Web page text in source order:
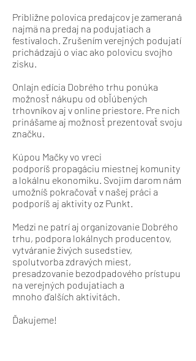
Približne polovica predajcov je zameraná
najmä na predaj na podujatiach a
festivaloch. Zrušením verejných podujatí
prichádzajú o viac ako polovicu svojho
zisku.
Onlajn edícia Dobrého trhu ponúka
možnosť nákupu od obľúbených
trhovníkov aj v online priestore. Pre nich
prinášame aj možnosť prezentovať svoju
značku.
Kúpou Mačky vo vreci
podporíš propagáciu miestnej komunity
a lokálnu ekonomiku. Svojim darom nám
umožníš pokračovať v našej práci a
podporíš aj aktivity oz Punkt.
Medzi ne patrí aj organizovanie Dobrého
trhu, podpora lokálnych producentov,
vytváranie živých susedstiev,
spolutvorba zdravých miest,
presadzovanie bezodpadového prístupu
na verejných podujatiach a
mnoho ďalších aktivitách.
Ďakujeme!